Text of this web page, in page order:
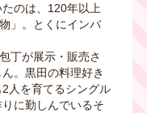
のは、120年以上
」。とくにインバ
丁が展示・販売さ
。黒田の料理好き
人を育てるシングル
に勤しんでいるそ